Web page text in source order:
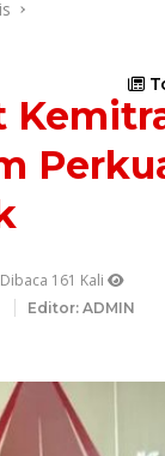
161 Kali
Editor: ADMIN